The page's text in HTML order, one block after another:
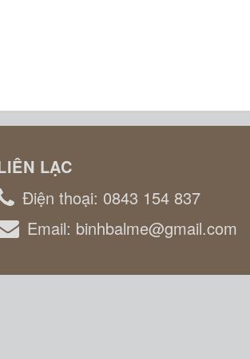
LẠC
Điện thoại: 0843 154 837
Email: binhbalme@gmail.com